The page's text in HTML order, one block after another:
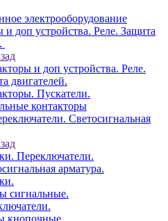
электрооборудование
и доп устройства. Реле. Защита
и доп устройства. Реле.
двигателей.
Пускатели.
контакторы
Светосигнальная
Переключатели.
арматура.
сигнальные.
кнопочные.